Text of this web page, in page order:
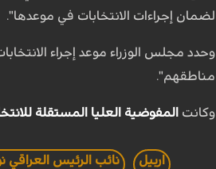
لضمان إجراءات الانتخابات في موعدها".
مناطقهم".
وكانت المفوضية العليا المستقلة
اربيل نائب الرئيس العراقي